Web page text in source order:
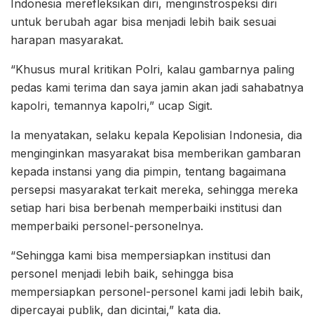
Indonesia merefleksikan diri, menginstrospeksi diri
untuk berubah agar bisa menjadi lebih baik sesuai
harapan masyarakat.
“Khusus mural kritikan Polri, kalau gambarnya paling
pedas kami terima dan saya jamin akan jadi sahabatnya
kapolri, temannya kapolri,” ucap Sigit.
Ia menyatakan, selaku kepala Kepolisian Indonesia, dia
menginginkan masyarakat bisa memberikan gambaran
kepada instansi yang dia pimpin, tentang bagaimana
persepsi masyarakat terkait mereka, sehingga mereka
setiap hari bisa berbenah memperbaiki institusi dan
memperbaiki personel-personelnya.
“Sehingga kami bisa mempersiapkan institusi dan
personel menjadi lebih baik, sehingga bisa
mempersiapkan personel-personel kami jadi lebih baik,
dipercayai publik, dan dicintai,” kata dia.